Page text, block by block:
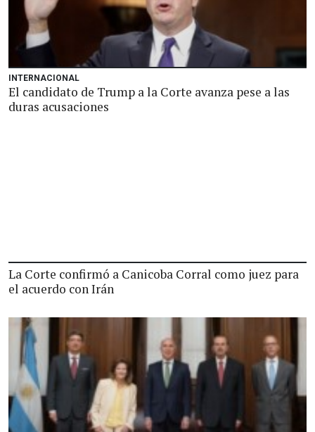
INTERNACIONAL
El candidato de Trump a la Corte avanza pese a las
duras acusaciones
La Corte confirmó a Canicoba Corral como juez para
el acuerdo con Irán